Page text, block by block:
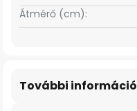
Átmérő (cm):
További információ